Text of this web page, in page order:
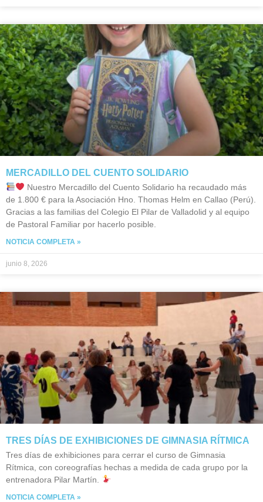
MERCADILLO DEL CUENTO SOLIDARIO
Nuestro Mercadillo del Cuento Solidario ha recaudado más
de 1.800 € para la Asociación Hno. Thomas Helm en Callao (Perú).
Gracias a las familias del Colegio El Pilar de Valladolid y al equipo
de Pastoral Familiar por hacerlo posible.
NOTICIA COMPLETA »
junio 8, 2026
TRES DÍAS DE EXHIBICIONES DE GIMNASIA RÍTMICA
Tres días de exhibiciones para cerrar el curso de Gimnasia
Rítmica, con coreografías hechas a medida de cada grupo por la
entrenadora Pilar Martín.
NOTICIA COMPLETA »